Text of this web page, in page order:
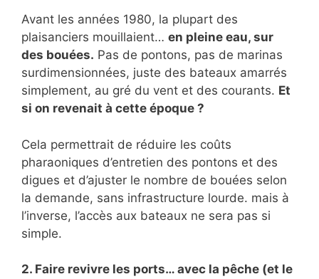
Avant les années 1980, la plupart des
plaisanciers mouillaient… en pleine eau, sur
des bouées. Pas de pontons, pas de marinas
surdimensionnées, juste des bateaux amarrés
simplement, au gré du vent et des courants. Et
si on revenait à cette époque ?
Cela permettrait de réduire les coûts
pharaoniques d’entretien des pontons et des
digues et d’ajuster le nombre de bouées selon
la demande, sans infrastructure lourde. mais à
l’inverse, l’accès aux bateaux ne sera pas si
simple.
2. Faire revivre les ports… avec la pêche (et le